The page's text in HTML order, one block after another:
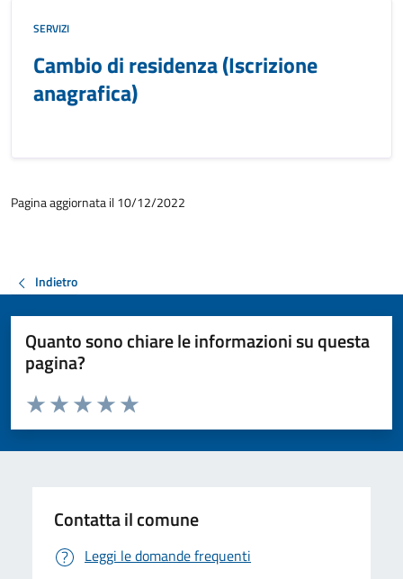
SERVIZI
Cambio di residenza (Iscrizione
anagrafica)
Pagina aggiornata il 10/12/2022
Indietro
Quanto sono chiare le informazioni su questa
pagina?
Valuta da 1 a 5 stelle la pagina
Valuta 5 stelle su 5
Valuta 4 stelle su 5
Valuta 3 stelle su 5
Valuta 2 stelle su 5
Valuta 1 stelle su 5
Contatta il comune
Leggi le domande frequenti